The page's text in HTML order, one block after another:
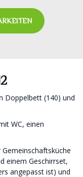
Doppelbett (140) und
WC, einen
einem Geschirrset,
angepasst ist) und